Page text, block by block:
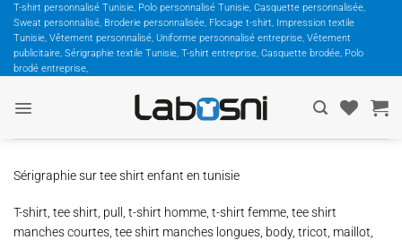
Passer
contenu
T-shirt personnalisé Tunisie, Polo personnalisé Tunisie, Casquette personnalisée,
Sweat personnalisé, Broderie personnalisée, Flocage t-shirt, Impression textile
Tunisie, Vêtement personnalisé, Uniforme personnalisé entreprise, Vêtement
publicitaire, Sérigraphie textile Tunisie, T-shirt entreprise, Casquette brodée, Polo
brodé entreprise,
Sérigraphie sur tee shirt enfant en tunisie
T-shirt, tee shirt, pull, t-shirt homme, t-shirt femme, tee shirt
manches courtes, tee shirt manches longues, body, tricot, maillot,